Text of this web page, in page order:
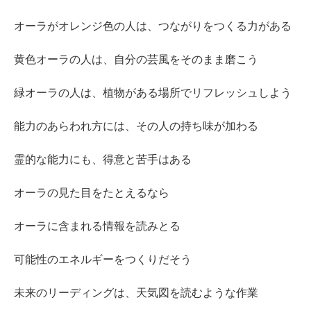
オーラがオレンジ色の人は、つながりをつくる力がある
黄色オーラの人は、自分の芸風をそのまま磨こう
緑オーラの人は、植物がある場所でリフレッシュしよう
能力のあらわれ方には、その人の持ち味が加わる
霊的な能力にも、得意と苦手はある
オーラの見た目をたとえるなら
オーラに含まれる情報を読みとる
可能性のエネルギーをつくりだそう
未来のリーディングは、天気図を読むような作業